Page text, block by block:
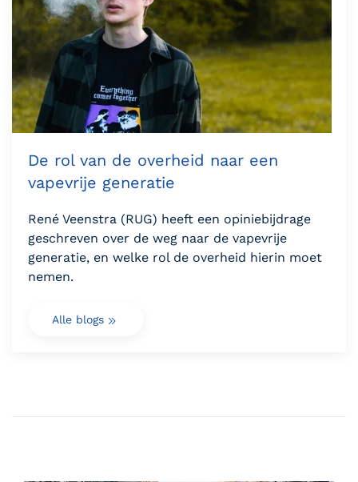
De rol van de overheid naar een
vapevrije generatie
René Veenstra (RUG) heeft een opiniebijdrage
geschreven over de weg naar de vapevrije
generatie, en welke rol de overheid hierin moet
nemen.
Alle blogs